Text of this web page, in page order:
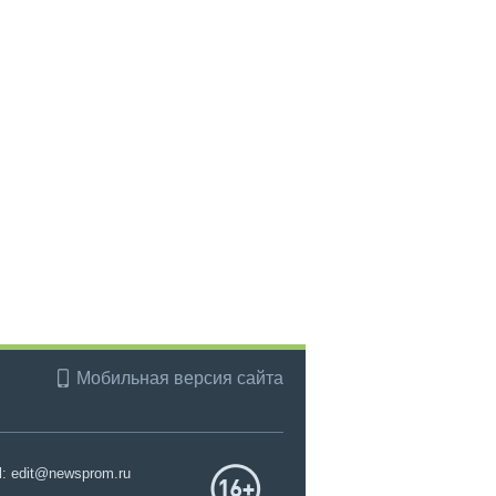
Мобильная версия сайта
edit@newsprom.ru